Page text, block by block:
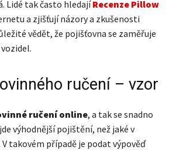
Lidé tak často hledajíRecenze Pillow
a zjišťují názory a zkušenosti
vědět, že pojišťovna se zaměřuje
ručení – vzor
ručení online, a tak se snadno
výhodnější pojištění, než jaké v
V takovém případě je podat výpověď